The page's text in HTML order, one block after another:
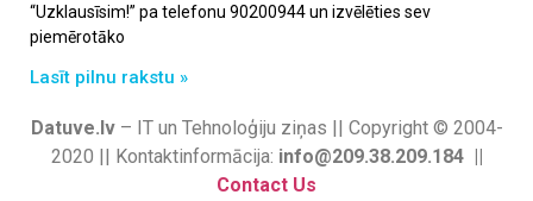
“Uzklausīsim!” pa telefonu 90200944 un izvēlēties sev
piemērotāko
Lasīt pilnu rakstu »
Datuve.lv– IT un Tehnoloģiju ziņas || Copyright © 2004-
2020 || Kontaktinformācija: info@209.38.209.184 ||
Contact Us